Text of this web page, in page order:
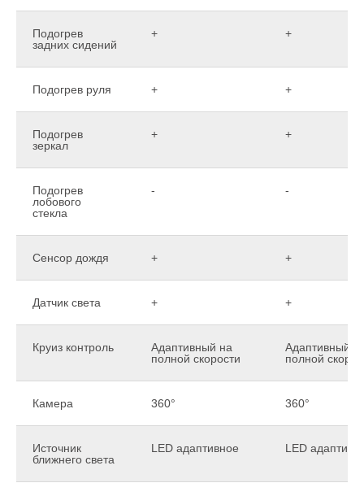
Подогрев
задних сидений
+ +
Подогрев руля + +
Подогрев
зеркал
+ +
Подогрев
лобового
стекла
- -
Сенсор дождя + +
Датчик света + +
Круиз контроль
Адаптивный на
полной скорости
Адаптивный
полной
Камера 360° 360°
Источник
ближнего света
LED адаптивное LED